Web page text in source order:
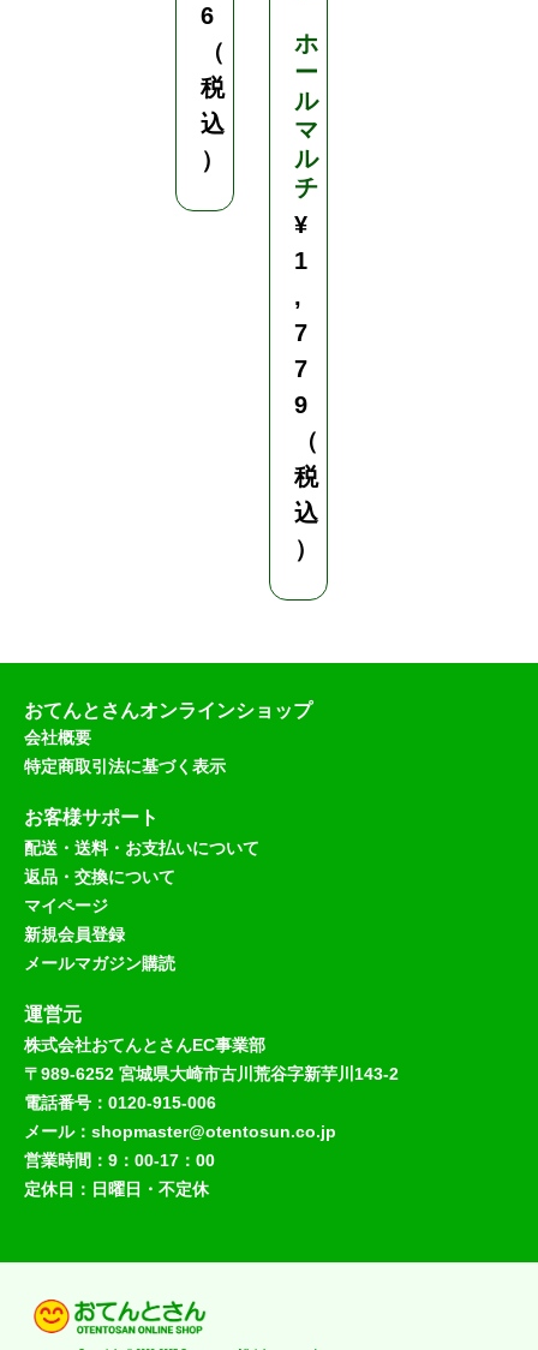
6
（
税
込
）
ホ
ー
ル
マ
ル
チ
¥
1
,
7
7
9
（
税
込
）
おてんとさんオンラインショップ
会社概要
特定商取引法に基づく表示
お客様サポート
配送・送料・お支払いについて
返品・交換について
マイページ
新規会員登録
メールマガジン購読
運営元
株式会社おてんとさんEC事業部
〒989-6252 宮城県大崎市古川荒谷字新芋川143-2
電話番号：0120-915-006
メール：shopmaster@otentosun.co.jp
営業時間：9：00-17：00
定休日：日曜日・不定休